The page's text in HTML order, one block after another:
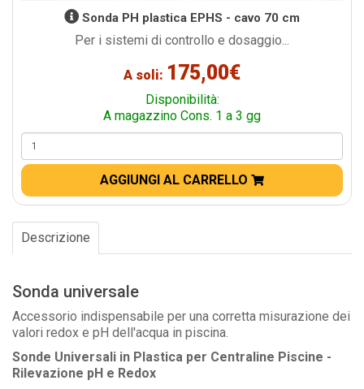
Sonda PH plastica EPHS - cavo 70 cm
Per i sistemi di controllo e dosaggio...
A soli: 175,00€
Disponibilità:
A magazzino Cons. 1 a 3 gg
AGGIUNGI AL CARRELLO
Descrizione
Sonda universale
Accessorio indispensabile per una corretta misurazione dei
valori redox e pH dell'acqua in piscina.
Sonde Universali in Plastica per Centraline Piscine -
Rilevazione pH e Redox